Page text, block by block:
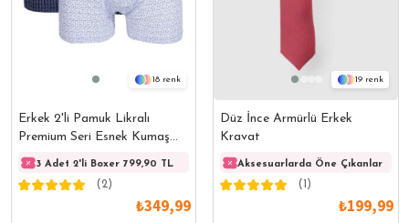
18
Erkek 2'li Pamuk Likralı
Premium Seri Esnek Kumaş
Boxer
3 Adet 2'li Boxer 799,90 TL 3 Adet 2'li Boxer 799,90 TL 3
(2)
₺349,99
19
Düz İnce Armürlü Erkek
Kravat
Aksesuarlarda Öne Çıkanlar
(1)
₺199,99